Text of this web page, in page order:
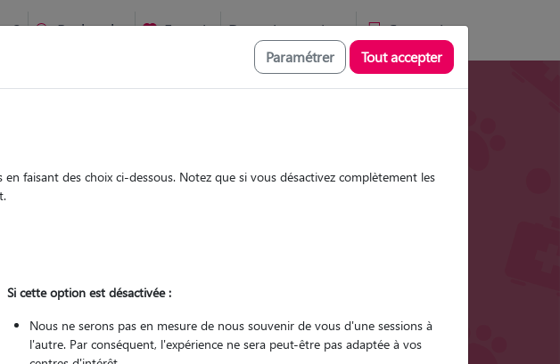
? Recherche Favoris Devenir pet sitter Connexion
chez le Pet Sitter
chez le Pet Sitter Visites
Visites
Pour quel animal ?
Paramétrer Tout accepter
faisant des choix ci-dessous. Notez que si vous désactivez complètement les
Si cette option est désactivée :
Nous ne serons pas en mesure de nous souvenir de vous d'une sessions à
l'autre. Par conséquent, l'expérience ne sera peut-être pas adaptée à vos